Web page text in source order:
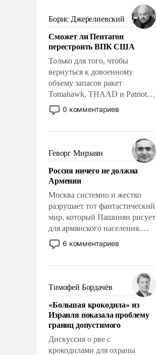
Борис Джерелиевский
Сможет ли Пентагон
перестроить ВПК США
Только для того, чтобы
вернуться к довоенному
объему запасов ракет
Tomahawk, THAAD и Patriot
США потребуется более трех
лет. Даже небольшая война с
Сложившаяся ситуация
означает многолетний период
уязвимости США, например,
перед Китаем.
0 комментариев
Геворг Мирзаян
Россия ничего не должна
Армении
Москва системно и жестко
разрушает тот фантастический
мир, который Пашинян рисует
для армянского населения.
Мир, где этому населению все
должны просто по
политические прожекты будут
беспрекословно оплачиваться
за счет российских
налогоплательщиков и где за
свои поступки не нужно
отвечать.
6 комментариев
Тимофей Бордачёв
«Большая крокодила» из
Израиля показала проблему
границ допустимого
Дискуссия о рве с
крокодилами для охраны